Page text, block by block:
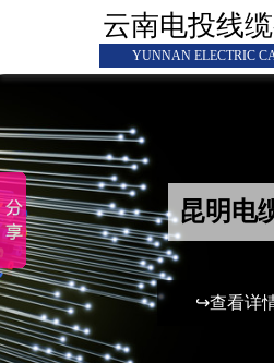
云南电投线
YUNNAN ELECTRIC
昆明电
↪查看详